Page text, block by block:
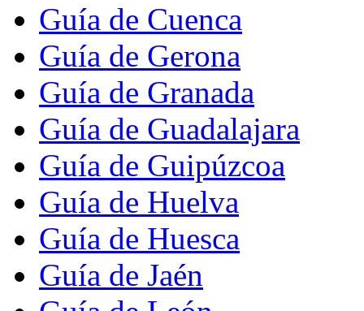
Guía de Cuenca
Guía de Gerona
Guía de Granada
Guía de Guadalajara
Guía de Guipúzcoa
Guía de Huelva
Guía de Huesca
Guía de Jaén